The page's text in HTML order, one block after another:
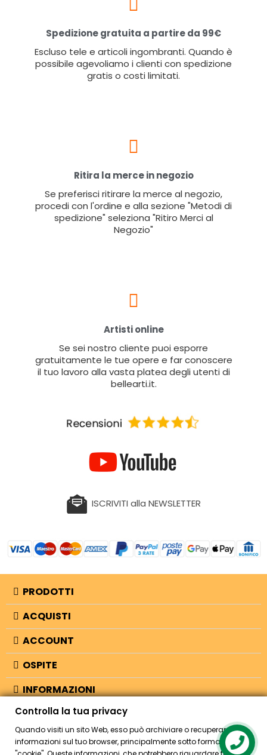
Spedizione gratuita a partire da 99€
Escluso tele e articoli ingombranti. Quando è
possibile agevoliamo i clienti con spedizione
gratis o costi limitati.
Ritira la merce in negozio
Se preferisci ritirare la merce al negozio,
procedi con l'ordine e alla sezione "Metodi di
spedizione" seleziona "Ritiro Merci al
Negozio"
Artisti online
Se sei nostro cliente puoi esporre
gratuitamente le tue opere e far conoscere
il tuo lavoro alla vasta platea degli utenti di
bellearti.it.
ISCRIVITI alla NEWSLETTER
PRODOTTI
ACQUISTI
ACCOUNT
OSPITE
INFORMAZIONI
NEGOZIO
Controlla la tua privacy
Quando visiti un sito Web, esso può archiviare o recuperare
informazioni sul tuo browser, principalmente sotto forma di
Contact us